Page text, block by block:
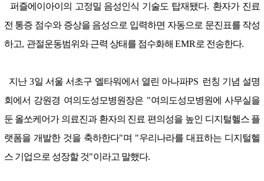
퍼즐에이아이의 고정밀 음성인식 기술도 탑재됐다. 환자가 진료
전 통증 점수와 증상을 음성으로 입력하면 자동으로 문진표를 작성
하고, 관절운동범위와 근력 상태를 점수화해 EMR 로 전송한다.
지난 3일 서울 서초구 엘타워에서 열린 아나파PS 런칭 기념 설명
회에서 강원경 여의도성모병원장은 "여의도성모병원에 사무실을
둔 올쏘케어가 의료진과 환자의 진료 편의성을 높인 디지털헬스 플
랫폼을 개발한 것을 축하한다"며 "우리나라를 대표하는 디지털헬
스 기업으로 성장할 것"이라고 말했다.